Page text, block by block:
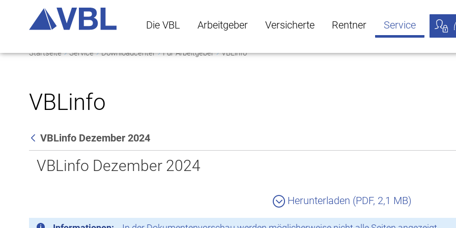
Die VBL
Die VBL Untermenü öffnen
Arbeitgeber
Arbeitgeber Untermenü öffnen
Versicherte Rentner Service
Startseite Service Downloadcenter Für Arbeitgeber VBLinfo
VBLinfo
Zurück
VBLinfo Dezember 2024
VBLinfo Dezember 2024
Herunterladen (PDF, 2,1 MB)